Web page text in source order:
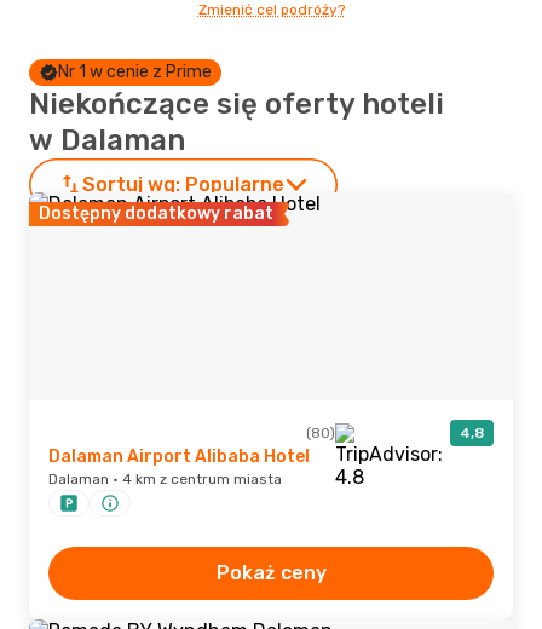
Zmienić cel podróży?
Nr 1 w cenie z Prime
Niekończące się oferty hoteli
w Dalaman
Sortuj wg: Popularne
Dostępny dodatkowy rabat
(80) 4,8
Dalaman Airport Alibaba Hotel
Dalaman · 4 km z centrum miasta
Pokaż ceny